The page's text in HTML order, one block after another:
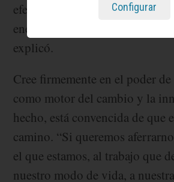
efectivamente, detrás de todo,
energía catalizadora, está la
explicó.
Cree firmemente en el poder
como motor del cambio y la
hecho, está convencida de que
camino. “Si queremos
el que estamos, al trabajo que
nuestro modo de vida, a
Configurar